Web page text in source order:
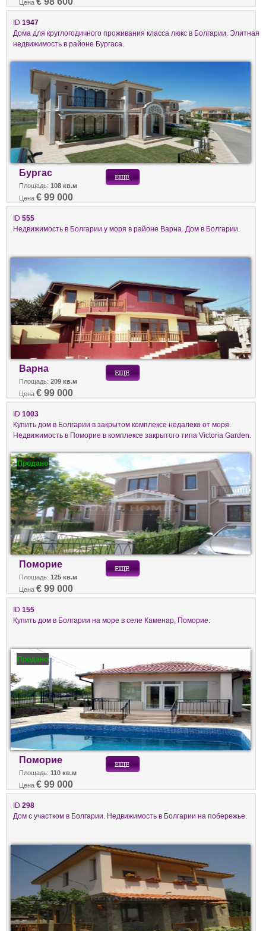
Цена
ID 1947
Дома для круглогодичного проживания класса люкс в Болгарии. Элитная
недвижимость в районе Бургаса.
Бургас
Площадь: 108 кв.м
Цена € 99 000
ID 555
Недвижимость в Болгарии у моря в районе Варна. Дом в Болгарии.
Варна
Площадь: 209 кв.м
Цена € 99 000
ID 1003
Купить дом в Болгарии в закрытом комплексе недалеко от моря.
Недвижимость в Поморие в комплексе закрытого типа Victoria Garden.
Продано
Поморие
Площадь: 125 кв.м
Цена € 99 000
ID 155
Купить дом в Болгарии на море в селе Каменар, Поморие.
Продано
Поморие
Площадь: 110 кв.м
Цена € 99 000
ID 298
Дом с участком в Болгарии. Недвижимость в Болгарии на побережье.